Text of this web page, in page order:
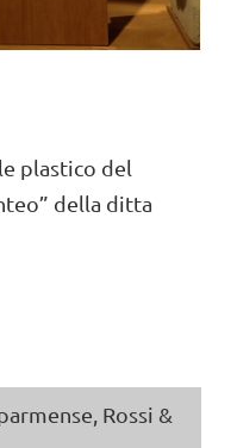
plastico del
della ditta
Rossi &